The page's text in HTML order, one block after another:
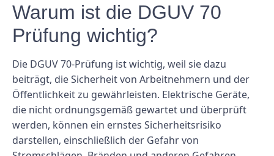
Warum ist die DGUV 70
Prüfung wichtig?
Die DGUV 70-Prüfung ist wichtig, weil sie dazu
beiträgt, die Sicherheit von Arbeitnehmern und der
Öffentlichkeit zu gewährleisten. Elektrische Geräte,
die nicht ordnungsgemäß gewartet und überprüft
werden, können ein ernstes Sicherheitsrisiko
darstellen, einschließlich der Gefahr von